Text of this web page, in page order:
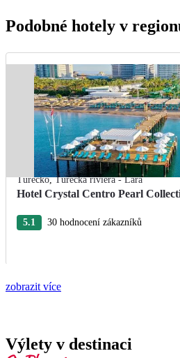
Podobné hotely v
Turecko,Turecká riviéra - Lara
Hotel Crystal Centro Pearl
5.1 30 hodnocení zákazníků
zobrazit více
Výlety v destinaci